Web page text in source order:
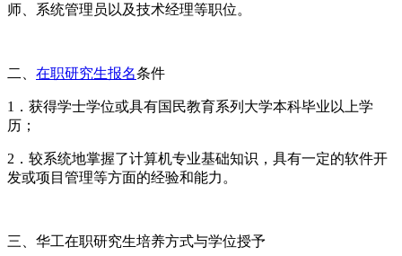
师、系统管理员以及技术经理等职位。
二、 在职研究生报名条件
1．获得学士学位或具有国民教育系列大学本科毕业以上学
历；
2．较系统地掌握了计算机专业基础知识，具有一定的软件开
发或项目管理等方面的经验和能力。
三、华工在职研究生培养方式与学位授予